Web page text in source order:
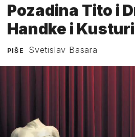
Pozadina Tito i
Handke i
PIŠE Svetislav Basara